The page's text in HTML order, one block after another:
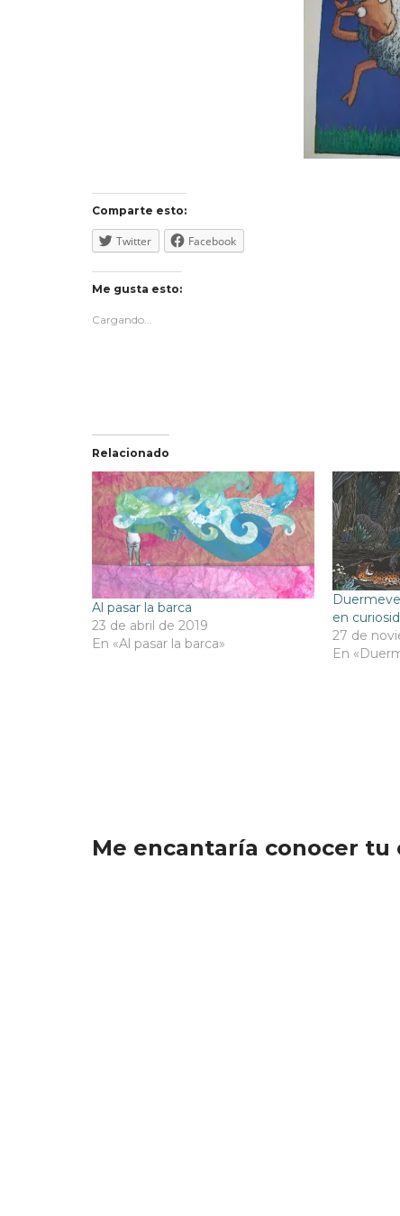
Comparte esto:
Twitter Facebook
Me gusta esto:
Cargando...
Relacionado
Al pasar la barca
23 de abril de 2019
En «Al pasar la barca»
en
27 de
En
Me encantaría conocer